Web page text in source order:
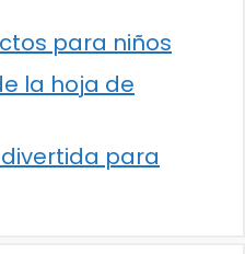
para niños
la hoja de
para